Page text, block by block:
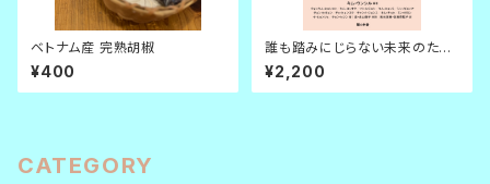
ベトナム産 完熟胡椒
¥400
誰も踏みにじらない未来のため
のフェミニズム ともに語り、ケ
ア・共存・共生を考える韓国フェ
ミニスト13人からの投げかけ
¥2,200
CATEGORY